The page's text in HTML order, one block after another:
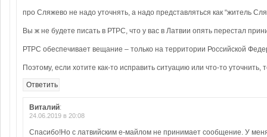
про Сляжево не надо уточнять, а надо представляться как “житель
Вы ж не будете писать в РТРС, что у вас в Латвии опять перестал
РТРС обеспечивает вещание – только на территории Российской
Поэтому, если хотите как-то исправить ситуацию или что-то
Ответить
Виталий:
24.06.2019 в 20:08
Спасибо!Но с латвийским е-майлом не принимает сообщение. У